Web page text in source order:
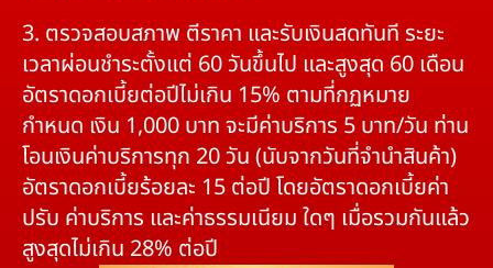
3. ตรวจสอบสภาพ ตีราคา และรับเงินสดทันที ระยะ
เวลาผ่อนชำระตั้งแต่ 60 วันขึ้นไป และสูงสุด 60 เดือน
อัตราดอกเบี้ยต่อปีไม่เกิน 15% ตามที่กฏหมาย
กำหนด เงิน 1,000 บาท จะมีค่าบริการ 5 บาท/วัน ท่าน
โอนเงินค่าบริการทุก 20 วัน (นับจากวันที่จำนำสินค้า)
อัตราดอกเบี้ยร้อยละ 15 ต่อปี โดยอัตราดอกเบี้ยค่า
ปรับ ค่าบริการ และค่าธรรมเนียม ใดๆ เมื่อรวมกันแล้ว
สูงสุดไม่เกิน 28% ต่อปี